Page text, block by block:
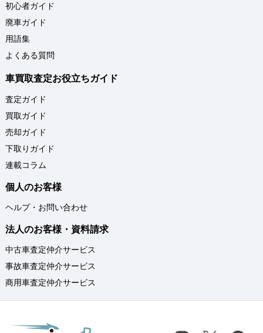
初心者ガイド
廃車ガイド
用語集
よくある質問
車買取査定お役立ちガイド
査定ガイド
買取ガイド
売却ガイド
下取りガイド
連載コラム
個人のお客様
ヘルプ・お問い合わせ
法人のお客様・資料請求
中古車査定仲介サービス
事故車査定仲介サービス
商用車査定仲介サービス